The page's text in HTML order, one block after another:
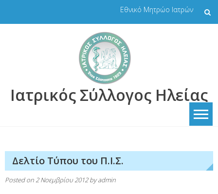
Εθνικό Μητρώο Ιατρών
Ιατρικός Σύλλογος Ηλείας
Δελτίο Τύπου του Π.Ι.Σ.
Posted on 2 Νοεμβρίου 2012byadmin